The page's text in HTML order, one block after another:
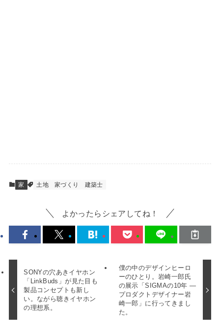
家 土地 家づくり 建築士
よかったらシェアしてね！
SONYの穴あきイヤホン
「LinkBuds」が見た目も
製品コンセプトも新し
い。ながら聴きイヤホン
の理想系。
僕の中のデザインヒーロ
ーのひとり。岩崎一郎氏
の展示「SIGMAの10年 —
プロダクトデザイナー岩
崎一郎」に行ってきまし
た。